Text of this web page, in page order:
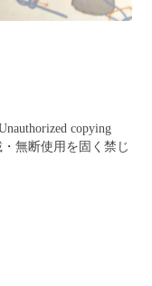
copying
無断使用を固く禁じ